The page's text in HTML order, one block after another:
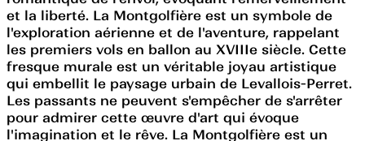
et la liberté. La Montgolfière est un symbole de
l'exploration aérienne et de l'aventure, rappelant
les premiers vols en ballon au XVIIIe siècle. Cette
fresque murale est un véritable joyau artistique
qui embellit le paysage urbain de Levallois-Perret.
Les passants ne peuvent s'empêcher de s'arrêter
pour admirer cette œuvre d'art qui évoque
l'imagination et le rêve. La Montgolfière est un